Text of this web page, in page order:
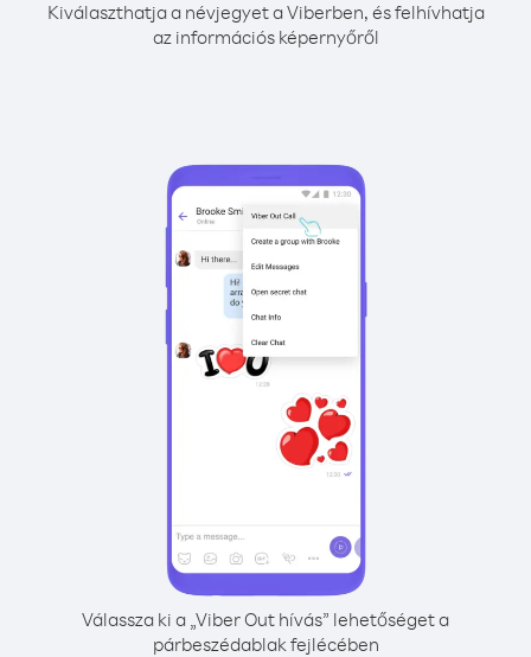
Kiválaszthatja a névjegyet a Viberben, és felhívhatja
az információs képernyőről
Válassza ki a „Viber Out hívás” lehetőséget a
párbeszédablak fejlécében